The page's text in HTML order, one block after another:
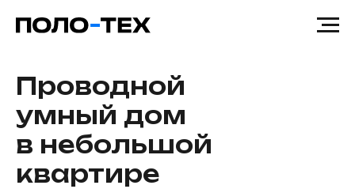
Проводной
умный дом
в небольшой
квартире